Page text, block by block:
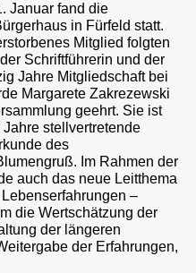
Januar fand die
in Fürfeld statt.
Mitglied folgten
Schriftführerin und der
Jahre Mitgliedschaft bei
Margarete Zakrezewski
geehrt. Sie ist
stellvertretende
des
Im Rahmen der
auch das neue Leitthema
–
die Wertschätzung der
der längeren
der Erfahrungen,